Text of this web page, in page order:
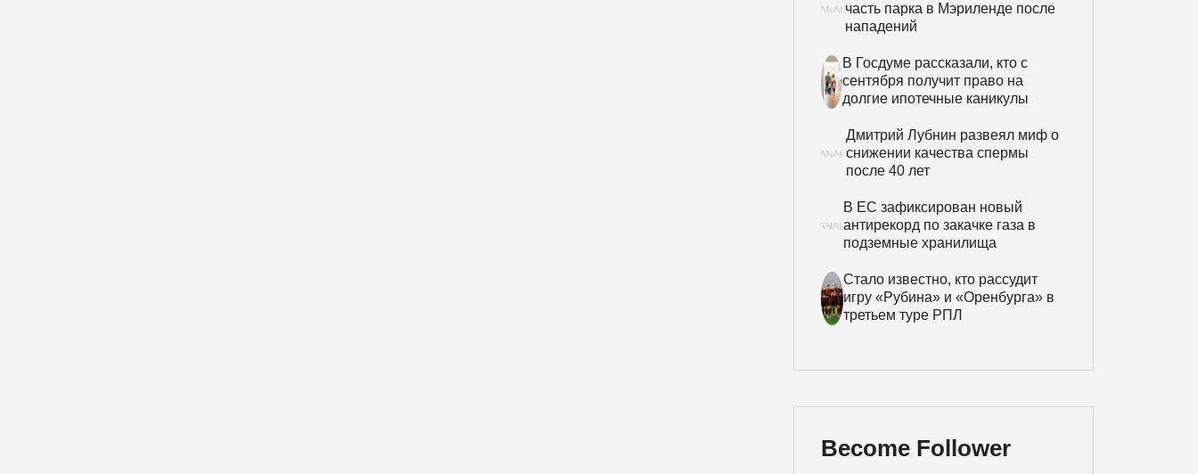
часть парка в Мэриленде после
нападений
В Госдуме рассказали, кто с
сентября получит право на
долгие ипотечные каникулы
Дмитрий Лубнин развеял миф о
снижении качества спермы
после 40 лет
В ЕС зафиксирован новый
антирекорд по закачке газа в
подземные хранилища
Стало известно, кто рассудит
игру «Рубина» и «Оренбурга» в
третьем туре РПЛ
Become Follower